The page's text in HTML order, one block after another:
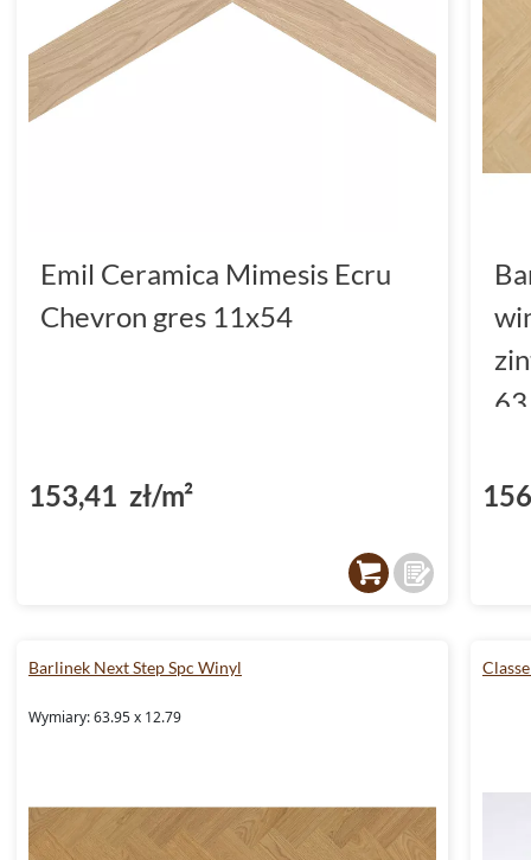
Emil Ceramica Mimesis Ecru
Chevron gres 11x54
153,41 zł/m²
Barlinek Next Step Spc Winyl
Wymiary: 63.95 x 12.79